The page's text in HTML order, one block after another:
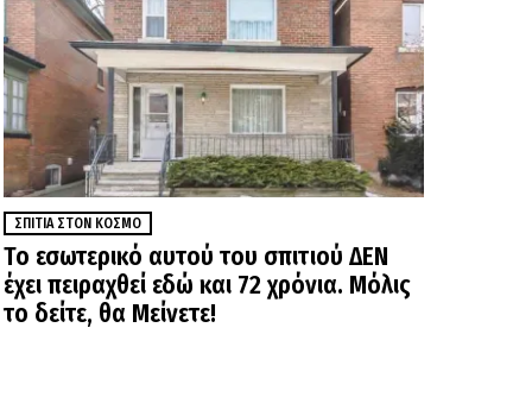
ΣΠΊΤΙΑ ΣΤΟΝ ΚΌΣΜΟ
Το εσωτερικό αυτού του σπιτιού ΔΕΝ
έχει πειραχθεί εδώ και 72 χρόνια. Μόλις
το δείτε, θα Μείνετε!